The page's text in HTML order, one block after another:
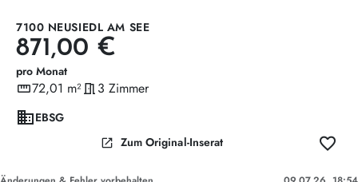
7100 NEUSIEDL AM SEE
871,00 €
pro Monat
straighten
Wohnfläche
72,01 m²meeting_room
Zimmer
3 Zimmer
domainEBSG
open_in_new Zum Original-Inserat favorite